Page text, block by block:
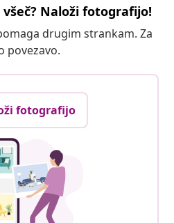
Naloži fotografijo!
drugim strankam. Za
povezavo.
fotografijo